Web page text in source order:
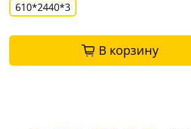
610*2440*3
В корзину